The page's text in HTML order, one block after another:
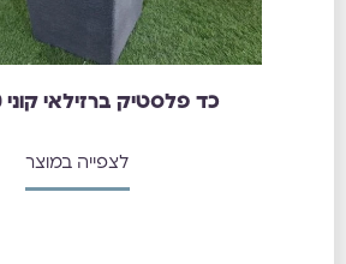
כד פלסטיק ברזילאי קוני 70 ס"מ
לצפייה במוצר